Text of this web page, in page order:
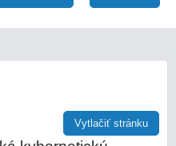
Vytlačiť stránku